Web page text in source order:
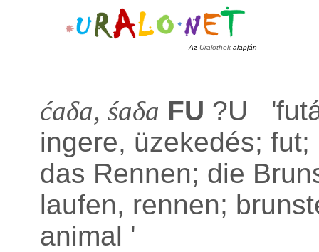
Az Uralothek alapján
ćaδa, śaδa FU ?U '
ingere, üzekedés; fut;
das Rennen; die
laufen, rennen;
animal '